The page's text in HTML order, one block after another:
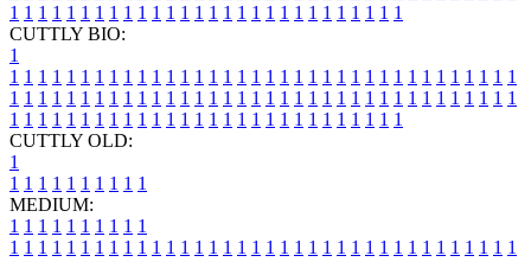
1 1 1 1 1 1 1 1 1 1 1 1 1 1 1 1 1 1 1 1 1 1 1 1 1 1 1 1
CUTTLY BIO:
1
1 1 1 1 1 1 1 1 1 1 1 1 1 1 1 1 1 1 1 1 1 1 1 1 1 1 1 1 1 1 1 1 1 1 1 1
1 1 1 1 1 1 1 1 1 1 1 1 1 1 1 1 1 1 1 1 1 1 1 1 1 1 1 1 1 1 1 1 1 1 1 1
1 1 1 1 1 1 1 1 1 1 1 1 1 1 1 1 1 1 1 1 1 1 1 1 1 1 1 1
CUTTLY OLD:
1
1 1 1 1 1 1 1 1 1 1
MEDIUM:
1 1 1 1 1 1 1 1 1 1
1 1 1 1 1 1 1 1 1 1 1 1 1 1 1 1 1 1 1 1 1 1 1 1 1 1 1 1 1 1 1 1 1 1 1 1